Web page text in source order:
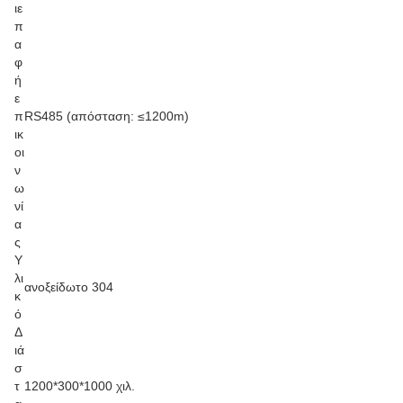
ιε
π
α
φ
ή
ε
π
ικ
οι
ν
ω
νί
α
ς
RS485 (απόσταση: ≤1200m)
Υ
λι
κ
ό
ανοξείδωτο 304
Δ
ιά
σ
τ 1200*300*1000 χιλ.